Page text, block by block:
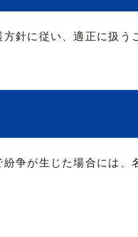
針に従い、適正に扱う
争が生じた場合には